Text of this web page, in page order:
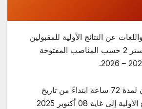
عن النتائج الأولية للمقبولين
للتسجيل في الماستر 2 حسب المناصب المفتوحة
تُفتح فترة الطعون لمدة 72 ساعة ابتداءً من تاريخ
الإعلان عن النتائج الأولية إلى غاية 08 أكتوبر 2025